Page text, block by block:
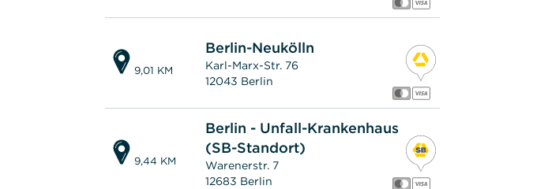
9,01 KM
Berlin-Neukölln
Karl-Marx-Str. 76
12043 Berlin
9,44 KM
Berlin - Unfall-Krankenhaus
(SB-Standort)
Warenerstr. 7
12683 Berlin